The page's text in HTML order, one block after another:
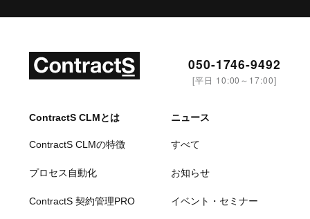
050-1746-9492
[平日 10:00～17:00]
ContractS CLMとは
ContractS CLMの特徴
プロセス自動化
ContractS 契約管理PRO
ニュース
すべて
お知らせ
イベント・セミナー